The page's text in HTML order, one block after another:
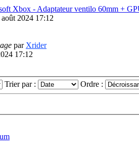
Xbox - Adaptateur ventilo 60mm +
2024 17:12
par Xrider
17:12
Trier par : Ordre :